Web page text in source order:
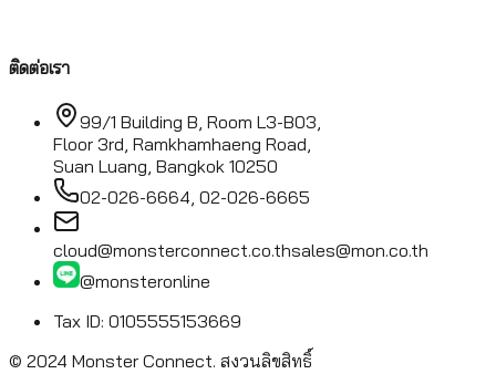
ติดต่อเรา
99/1 Building B, Room L3-B03,
Floor 3rd, Ramkhamhaeng Road,
Suan Luang, Bangkok 10250
02-026-6664, 02-026-6665
cloud@monsterconnect.co.thsales@mon.co.th
@monsteronline
Tax ID: 0105555153669
© 2024 Monster Connect. สงวนลิขสิทธิ์